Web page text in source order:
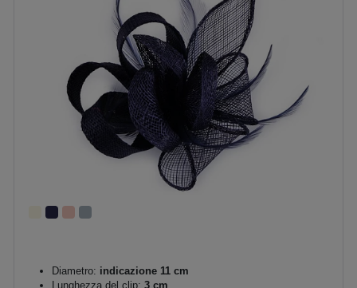
Diametro: indicazione 11 cm
Lunghezza del clip: 3 cm